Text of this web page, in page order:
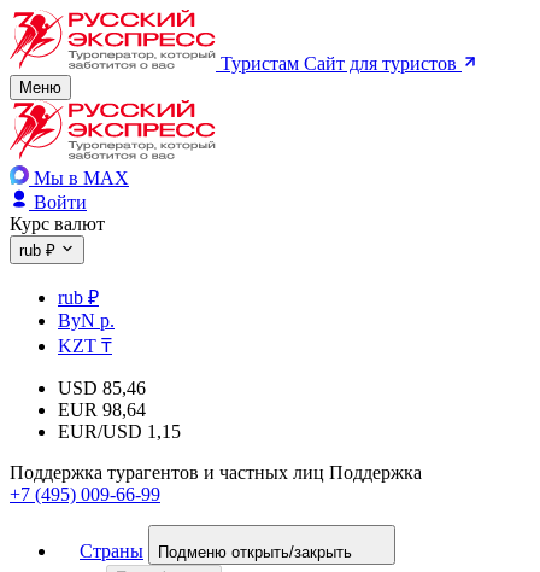
Туристам Сайт для туристов
Меню
Мы в MAX
Войти
Курс валют
rub ₽
rub ₽
ByN р.
KZT ₸
USD 85,46
EUR 98,64
EUR/USD 1,15
Поддержка турагентов и частных лиц Поддержка
+7 (495) 009-66-99
Страны
Подменю открыть/закрыть